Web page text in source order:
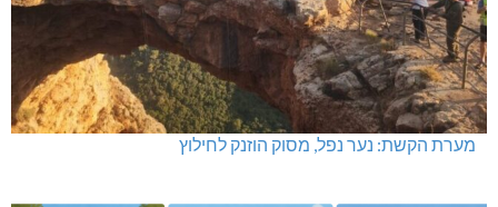
מערת הקשת: נער נפל, מסוק הוזנק לחילוץ